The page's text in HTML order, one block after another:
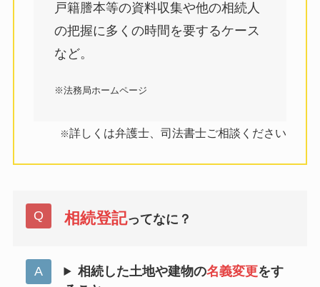
戸籍謄本等の資料収集や他の相続人
の把握に多くの時間を要するケース
など。
※法務局ホームページ
※詳しくは弁護士、司法書士ご相談ください
相続登記ってなに？
相続した土地や建物の名義変更をす